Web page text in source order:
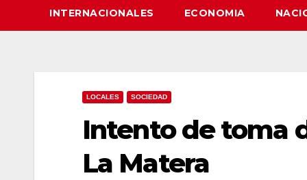
INTERNACIONALES ECONOMIA
LOCALES SOCIEDAD
Intento de toma
La Matera